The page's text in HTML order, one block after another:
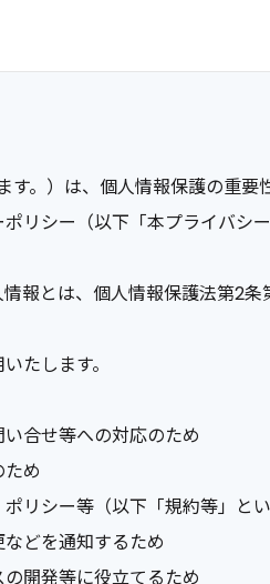
。）は、個人情報保護の重要
リシー（以下「本プライバシ
報とは、個人情報保護法第2条
たします。
合せ等への対応のため
め
リシー等（以下「規約等」と
どを通知するため
開発等に役立てるため